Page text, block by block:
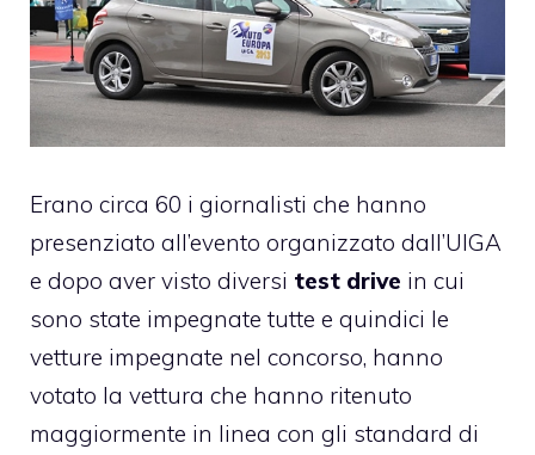
Erano circa 60 i giornalisti che hanno
presenziato all’evento organizzato dall’UIGA
e dopo aver visto diversi test drive in cui
sono state impegnate tutte e quindici le
vetture impegnate nel concorso, hanno
votato la vettura che hanno ritenuto
maggiormente in linea con gli standard di